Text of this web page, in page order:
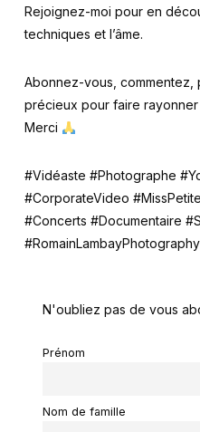
Rejoignez-moi pour en
techniques et l’âme.
Abonnez-vous,
précieux pour faire rayonner
Merci
#Vidéaste #Photographe
#CorporateVideo
#Concerts #Documentaire
#RomainLambayPhotography
N'oubliez pas de vous
Prénom
Nom de famille